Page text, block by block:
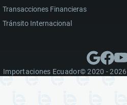
Transacciones Financieras
Tránsito Internacional
Importaciones Ecuador© 2020 -